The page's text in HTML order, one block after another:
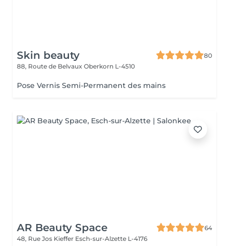
Skin beauty
80
88, Route de Belvaux Oberkorn L-4510
Pose Vernis Semi-Permanent des mains
AR Beauty Space
64
48, Rue Jos Kieffer Esch-sur-Alzette L-4176